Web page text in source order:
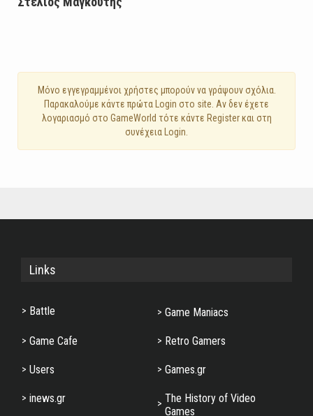
Mόνο εγγεγραμμένοι χρήστες μπορούν να γράψουν σχόλια.
Παρακαλούμε κάντε πρώτα Login στο site. Αν δεν έχετε
λογαριασμό στο GameWorld τότε κάντε Register και στη
συνέχεια Login.
Links
Battle Game Maniacs
Game Cafe Retro Gamers
Users Games.gr
inews.gr
The History of Video
Games